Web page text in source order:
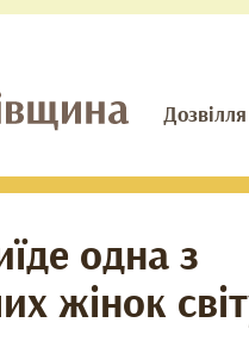
Дозвілля
одна з
жінок